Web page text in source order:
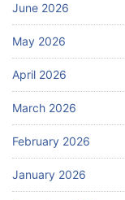
June 2026
May 2026
April 2026
March 2026
February 2026
January 2026